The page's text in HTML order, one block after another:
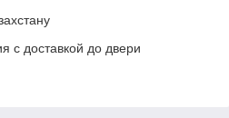
с доставкой до двери